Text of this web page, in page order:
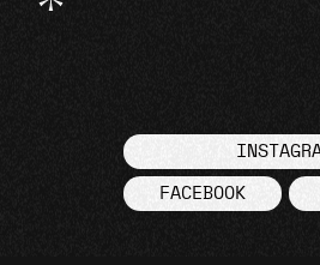
FACEBOOK